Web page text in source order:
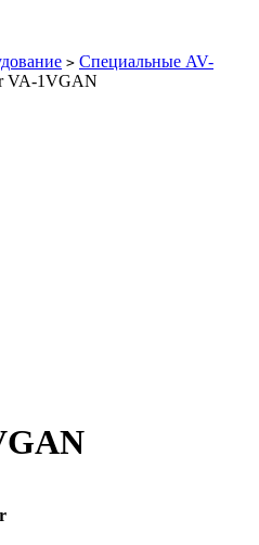
> Специальные AV-
VA-1VGAN